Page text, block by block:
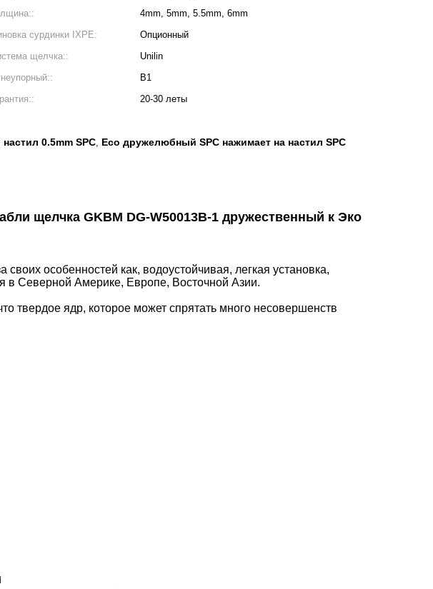
4mm, 5mm, 5.5mm, 6mm
сурдинки IXPE:
Опционный
щелчка::
Unilin
B1
20-30 леты
0.5mm SPC, Eco дружелюбный SPC нажимает на настил SPC
щелчка GKBM DG-W50013B-1 дружественный к Эко
особенностей как, водоустойчивая, легкая установка,
в Северной Америке, Европе, Восточной Азии.
твердое ядр, которое может спрятать много несовершенств